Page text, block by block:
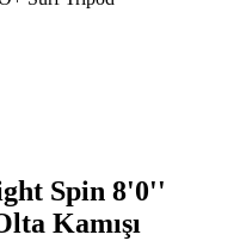
Spin 8'0''
Kamışı